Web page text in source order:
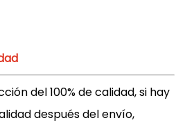
del 100% de calidad, si hay
después del envío,